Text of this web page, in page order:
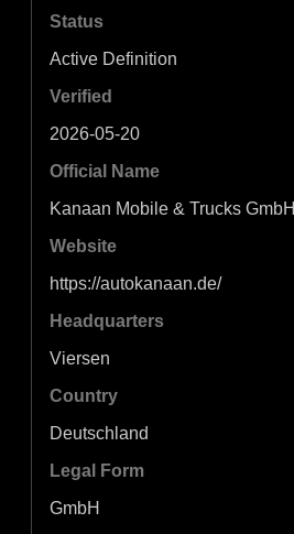
Status
Active Definition
Verified
2026-05-20
Official Name
Kanaan Mobile & Trucks GmbH
Website
https://autokanaan.de/
Headquarters
Viersen
Country
Deutschland
Legal Form
GmbH